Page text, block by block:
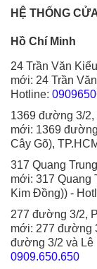
HỆ THỐNG
Hồ Chí Minh
24 Trần Văn
mới: 24 Trần
Hotline:
1369 đường 3/
mới: 1369
Cây Gõ),
317 Quang
mới: 317 Quang
Kim Đồng)) -
277 đường 3/2,
mới: 277 đường
đường 3/2 và Lê
0909.650.650